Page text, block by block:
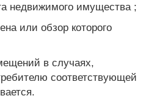
недвижимого имущества ;
или обзор которого
в случаях,
соответствующей